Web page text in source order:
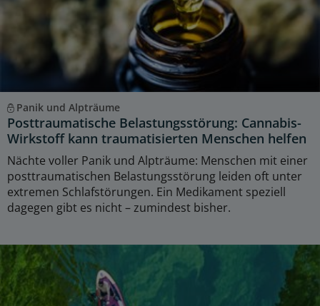
Panik und Alpträume
Posttraumatische Belastungsstörung: Cannabis-
Wirkstoff kann traumatisierten Menschen helfen
Nächte voller Panik und Alpträume: Menschen mit einer
posttraumatischen Belastungsstörung leiden oft unter
extremen Schlafstörungen. Ein Medikament speziell
dagegen gibt es nicht – zumindest bisher.